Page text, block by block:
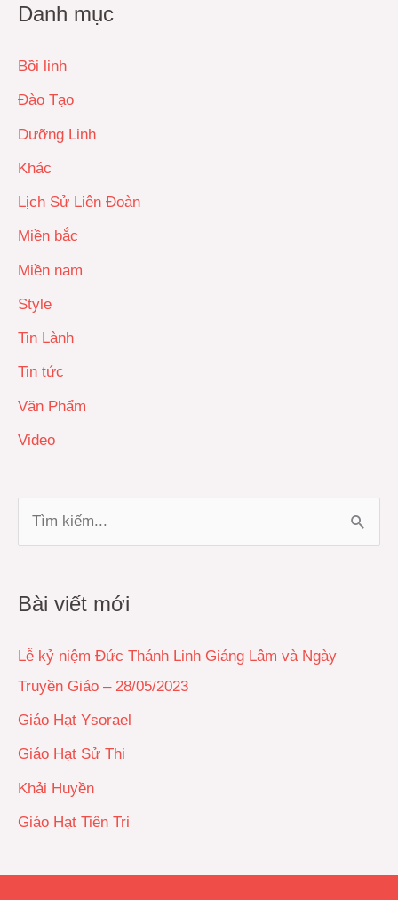
Danh mục
Bồi linh
Đào Tạo
Dưỡng Linh
Khác
Lịch Sử Liên Đoàn
Miền bắc
Miền nam
Style
Tin Lành
Tin tức
Văn Phẩm
Video
i
ế
Bài viết mới
Lễ kỷ niệm Đức Thánh Linh Giáng Lâm và Ngày
Truyền Giáo – 28/05/2023
Giáo Hạt Ysorael
Giáo Hạt Sử Thi
Khải Huyền
Giáo Hạt Tiên Tri